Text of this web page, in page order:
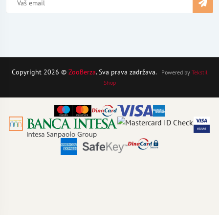
Copyright 2026 © ZooBerza. Sva prava zadržava. Powered by Tekstil
Shop